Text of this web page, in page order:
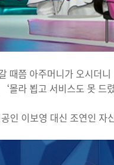
때쯤 아주머니가 오시더
몰라 뵙고 서비스도 못
이보영 대신 조연인 자